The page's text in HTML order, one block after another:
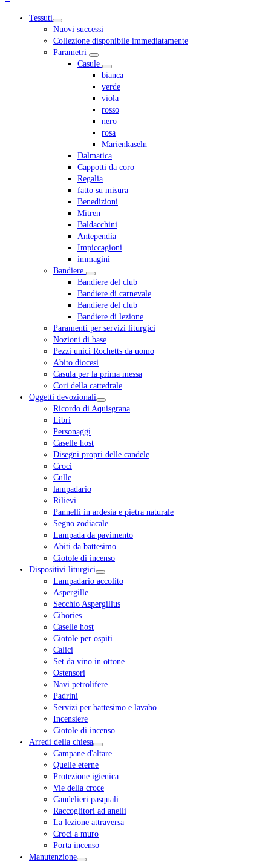
menu
Tessuti
Nuovi successi
Collezione disponibile immediatamente
Parametri
Casule
bianca
verde
viola
rosso
nero
rosa
Marienkaseln
Dalmatica
Cappotti da coro
Regalia
fatto su misura
Benedizioni
Mitren
Baldacchini
Antependia
Impiccagioni
immagini
Bandiere
Bandiere del club
Bandiere di carnevale
Bandiere del club
Bandiere di lezione
Paramenti per servizi liturgici
Nozioni di base
Pezzi unici Rochetts da uomo
Abito diocesi
Casula per la prima messa
Cori della cattedrale
Oggetti devozionali
Ricordo di Aquisgrana
Libri
Personaggi
Caselle host
Disegni propri delle candele
Croci
Culle
lampadario
Rilievi
Pannelli in ardesia e pietra naturale
Segno zodiacale
Lampada da pavimento
Abiti da battesimo
Ciotole di incenso
Dispositivi liturgici
Lampadario accolito
Aspergille
Secchio Aspergillus
Cibories
Caselle host
Ciotole per ospiti
Calici
Set da vino in ottone
Ostensori
Navi petrolifere
Padrini
Servizi per battesimo e lavabo
Incensiere
Ciotole di incenso
Arredi della chiesa
Campane d'altare
Quelle eterne
Protezione igienica
Vie della croce
Candelieri pasquali
Raccoglitori ad anelli
La lezione attraversa
Croci a muro
Porta incenso
Manutenzione